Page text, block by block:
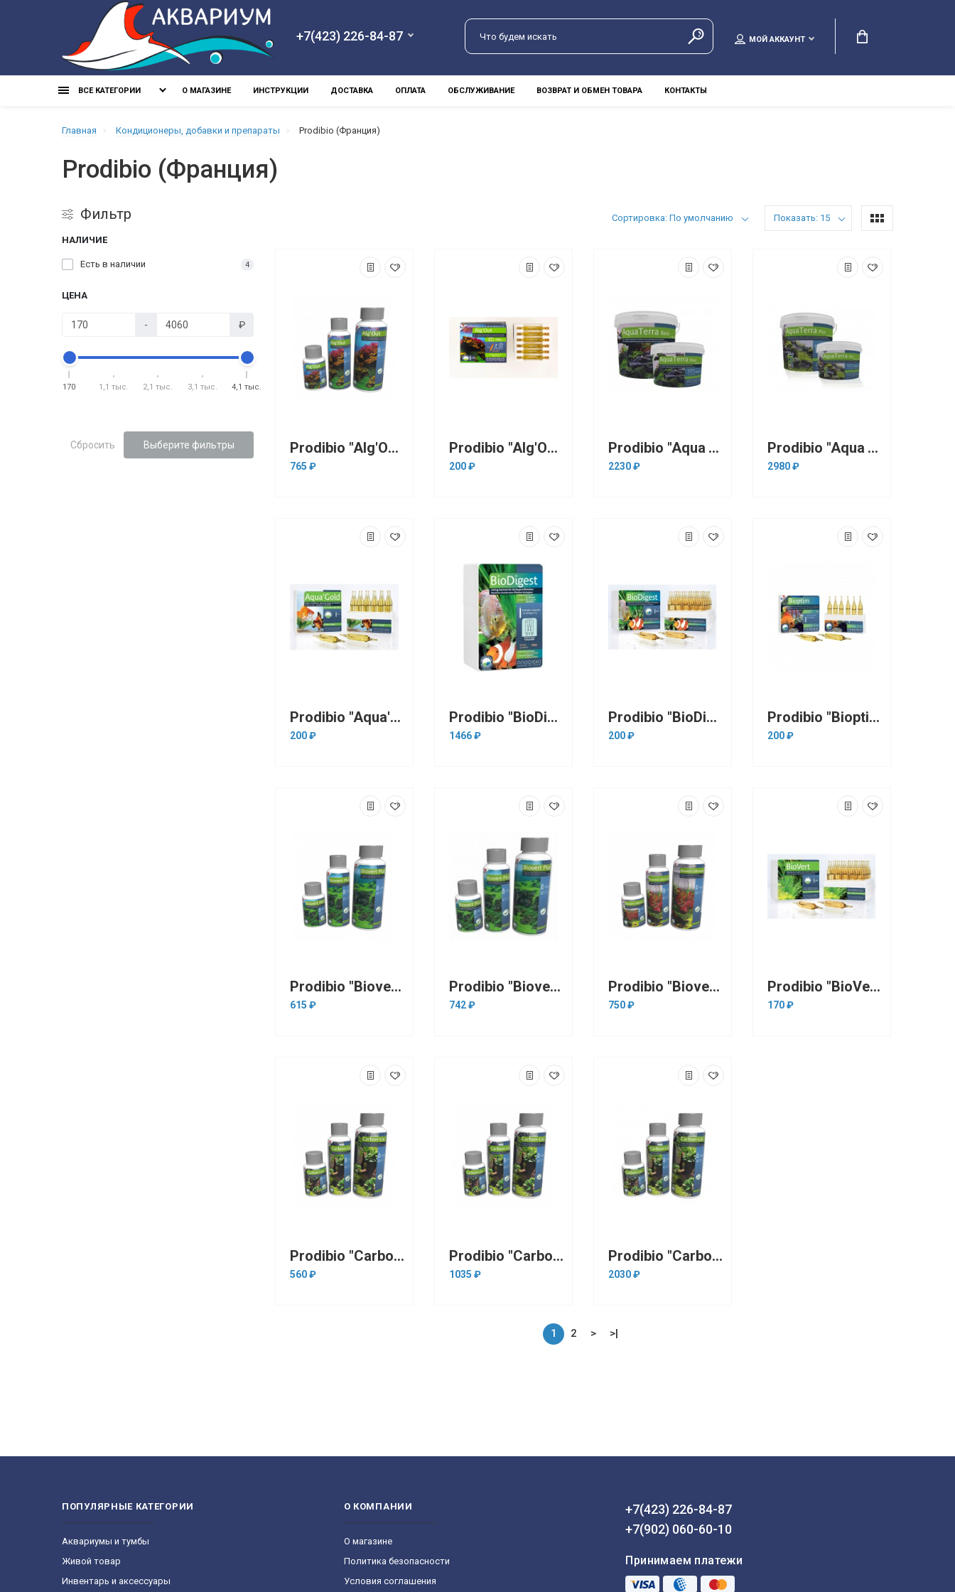
+7(423) 226-84-87 МОЙ АККАУНТ
ВСЕ КАТЕГОРИИ О МАГАЗИНЕ ИНСТРУКЦИИ ДОСТАВКА ОПЛАТА ОБСЛУЖИВАНИЕ ВОЗВРАТ И ОБМЕН ТОВАРА КОНТАКТЫ
Главная Кондиционеры, добавки и препараты Prodibio (Франция)
Prodibio (Франция)
Фильтр
НАЛИЧИЕ
Есть в наличии 4
ЦЕНА
- ₽
170 1,1 тыс. 2,1 тыс. 3,1 тыс. 4,1 тыс.
Сбросить Выберите фильтры
Сортировка: По умолчанию Показать: 15
Prodibio "Alg'Out" 100 мл на 4000 л (антифосфатный комплекс против водорослей)
765 ₽
Prodibio "Alg'Out" ампула до 200л(антифосфатный комплекс против водорослей)
200 ₽
Prodibio "Aqua Terra Basis" 6 кг на 120л (базовый комплексный субстрат для растений)
2230 ₽
Prodibio "Aqua Terra Plus" 6 кг на 120л(комплексный субстрат для растений "премиум")
2980 ₽
Prodibio "Aqua'Gold" 1 ампула на 180л (подготовка воды для золотых рыбок
200 ₽
Prodibio "BioDigest PRO" 1 ампула до 10тонн воды(бактериальный препарат для биофильтрации)
1466 ₽
Prodibio "BioDigest" 1 ампула до 1000л.(бактериальный препарат для биофильтрации)
200 ₽
Prodibio "Bioptim Fresh&Salt" 1 ампула на 200л(стимулятор для бактерий)
200 ₽
Prodibio "Biovert Plus" 100 мл на 4000 л ( удобрение для растений Микро+Калий)
615 ₽
Prodibio "Biovert Plus" 250 мл на 10 тонн ( удобрение для растений Микро+Калий)
742 ₽
Prodibio "Biovert Ultimate" 100 мл на 4000 л (удобрение для растений Макро+Калий)
750 ₽
Prodibio "BioVert" 1 ампула на 200л ( удобрение для растений Микро)
170 ₽
Prodibio "Carbon-Liq" 100 мл на 4000 л (источник углерода для растений)
560 ₽
Prodibio "Carbon-Liq" 250 мл на 10000 л (источник углерода для растений)
1035 ₽
Prodibio "Carbon-Liq" 500 мл на 20000 л (источник углерода для растений)
2030 ₽
1 2 > >|
ПОПУЛЯРНЫЕ КАТЕГОРИИ
Aквариумы и тумбы
Живой товар
Инвентарь и аксессуары
О КОМПАНИИ
О магазине
Политика безопасности
Условия соглашения
+7(423) 226-84-87
+7(902) 060-60-10
Принимаем платежи